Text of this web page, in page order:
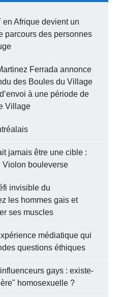
en Afrique devient un
parcours des personnes
Ferrada annonce
des Boules du Village
à une période de
Village
jamais être une cible :
Violon bouleverse
invisible du
les hommes gais et
ses muscles
médiatique qui
questions éthiques
gays : existe-
homosexuelle ?